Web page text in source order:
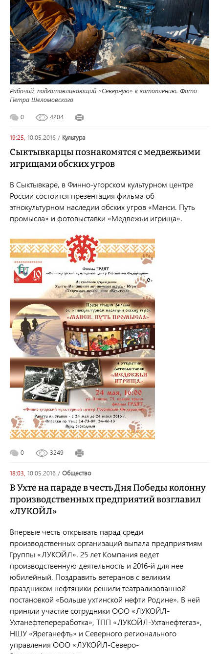
Рабочий, подготавливающий «Северную» к затоплению. Фото
Петра Шеломовского
0 4204
19:25, 10.05.2016 / культура
Сыктывкарцы познакомятся с медвежьими
игрищами обских угров
В Сыктывкаре, в Финно-угорском культурном центре
России состоится презентация фильма об
этнокультурном наследии обских угров «Манси. Путь
промысла» и фотовыставки «Медвежьи игрища».
0 3249
18:03, 10.05.2016 / общество
В Ухте на параде в честь Дня Победы колонну
производственных предприятий возглавил
«ЛУКОЙЛ»
Впервые честь открывать парад среди
производственных организаций выпала предприятиям
Группы «ЛУКОЙЛ». 25 лет Компания ведет
производственную деятельность и 2016-й для нее
юбилейный. Поздравить ветеранов с великим
праздником нефтяники решили театрализованной
постановкой «Больше ухтинской нефти Родине». В ней
приняли участие сотрудники ООО «ЛУКОЙЛ-
Ухтанефтепереработка», ТПП «ЛУКОЙЛ-Ухтанефтегаз»,
НШУ «Яреганефть» и Северного регионального
управления ООО «ЛУКОЙЛ-Северо-